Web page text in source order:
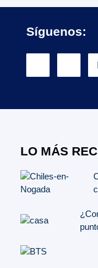
Síguenos:
LO MÁS